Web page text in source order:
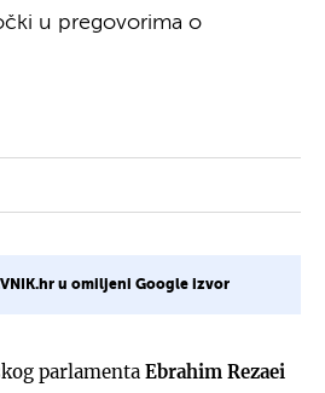
u pregovorima o
u omiljeni Google izvor
parlamenta Ebrahim Rezaei